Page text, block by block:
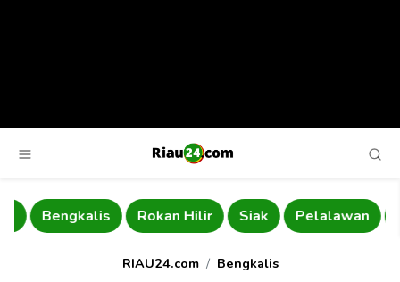
Bengkalis Rokan Hilir Siak Pelalawan
RIAU24.com Bengkalis